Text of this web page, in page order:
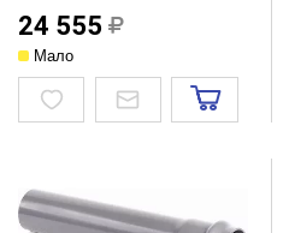
24 555
Мало